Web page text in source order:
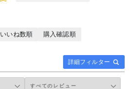
詳細フィルター
いいね数順
購入確認順